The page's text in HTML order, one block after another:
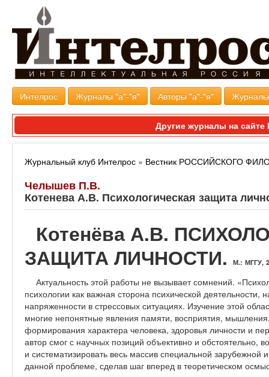
Интелрос Журналы "а"-"я" Авторы "а"-"я"
Другие журналы на
Журнальный клуб Интелрос » Вестник РОССИЙСКОГО
Челышев П.В.
Котенева А.В. Психологическая защита
Котенёва А.В.
ЗАЩИТА ЛИЧНОСТИ.
М.: МГГУ,
Актуальность этой работы не вызывает сомнений.
психологии как важная сторона психической
напряженности в стрессовых ситуациях. Изучение этой
многие непонятные явления памяти, восприятия,
формирования характера человека, здоровья личности и
автор смог с научных позиций объективно и обстоятельно,
и систематизировать весь массив специальной
данной проблеме, сделав шаг вперед в теоретическом